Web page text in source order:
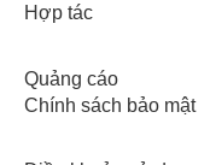
Hợp tác
Quảng cáo
Chính sách bảo mật